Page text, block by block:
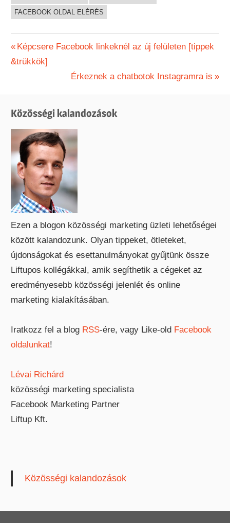
FACEBOOK OLDAL ELÉRÉS
Bejegyzés
navigáció
Previous
Post:
Képcsere Facebook linkeknél az új felületen [tippek
&trükkök]
Next
Érkeznek a chatbotok Instagramra is
Közösségi kalandozások
Ezen a blogon közösségi marketing üzleti lehetőségei
között kalandozunk. Olyan tippeket, ötleteket,
újdonságokat és esettanulmányokat gyűjtünk össze
Liftupos kollégákkal, amik segíthetik a cégeket az
eredményesebb közösségi jelenlét és online
marketing kialakításában.
Iratkozz fel a blog RSS-ére, vagy Like-old Facebook
oldalunkat!
Lévai Richárd
közösségi marketing specialista
Facebook Marketing Partner
Liftup Kft.
Közösségi kalandozások